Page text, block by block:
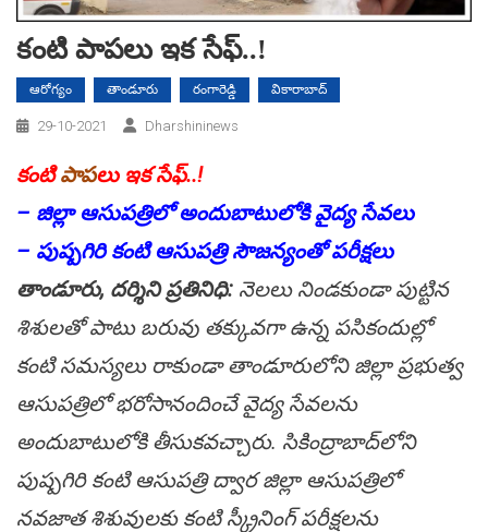
కంటి పాప‌లు ఇక‌ సేఫ్‌..!
ఆరోగ్యం తాండూరు రంగారెడ్డి వికారాబాద్
29-10-2021 Dharshininews
కంటిపాప‌లు ఇక‌ సేఫ్‌..!
– జిల్లా ఆసుప‌త్రిలో అందుబాటులోకి వైద్య సేవ‌లు
– పుష్ప‌గిరి కంటి ఆసుప‌త్రి సౌజ‌న్యంతో ప‌రీక్ష‌లు
తాండూరు, ద‌ర్శిని ప్ర‌తినిధి: నెల‌లు నిండ‌కుండా పుట్టిన
శిశుల‌తో పాటు బ‌రువు త‌క్కువ‌గా ఉన్న ప‌సికందుల్లో
కంటి స‌మ‌స్య‌లు రాకుండా తాండూరులోని జిల్లా ప్ర‌భుత్వ
ఆసుప‌త్రిలో భ‌రోసానందించే వైద్య సేవ‌ల‌ను
అందుబాటులోకి తీసుక‌వ‌చ్చారు. సికింద్రాబాద్‌లోని
పుష్ప‌గిరి కంటి ఆసుప‌త్రి ద్వార జిల్లా ఆసుప‌త్రిలో
న‌వ‌జాత శిశువుల‌కు కంటి స్క్రీనింగ్ ప‌రీక్ష‌ల‌ను